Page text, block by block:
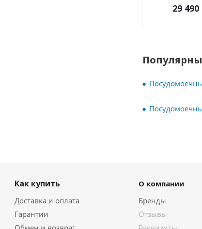
29 490
Как купить
Доставка и оплата
Гарантии
О компании
Бренды
Отзывы